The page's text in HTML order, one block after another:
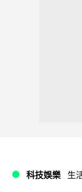
科技娛樂 生